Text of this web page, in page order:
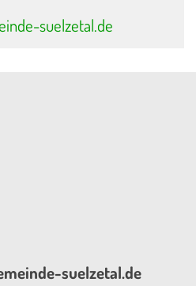
suelzetal.de
suelzetal.de